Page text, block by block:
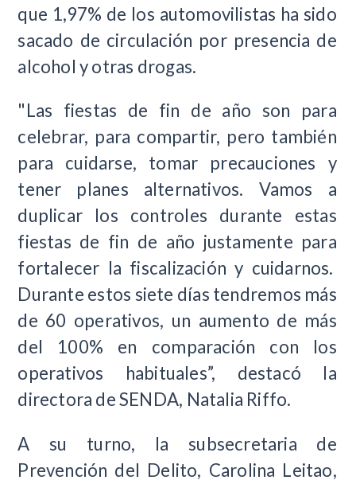
que 1,97% de los automovilistas ha sido
sacado de circulación por presencia de
alcohol y otras drogas.
"Las fiestas de fin de año son para
celebrar, para compartir, pero también
para cuidarse, tomar precauciones y
tener planes alternativos. Vamos a
duplicar los controles durante estas
fiestas de fin de año justamente para
fortalecer la fiscalización y cuidarnos.
Durante estos siete días tendremos más
de 60 operativos, un aumento de más
del 100% en comparación con los
operativos habituales”, destacó la
directora de SENDA, Natalia Riffo.
A su turno, la subsecretaria de
Prevención del Delito, Carolina Leitao,